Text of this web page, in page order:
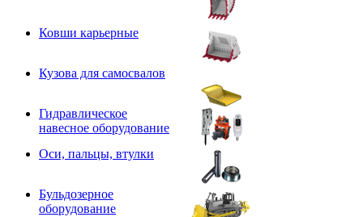
Ковши карьерные
Кузова для самосвалов
Гидравлическое
навесное оборудование
Оси, пальцы, втулки
Бульдозерное
оборудование